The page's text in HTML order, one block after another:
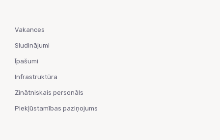
Vakances
Sludinājumi
Īpašumi
Infrastruktūra
Zinātniskais personāls
Piekļūstamības paziņojums